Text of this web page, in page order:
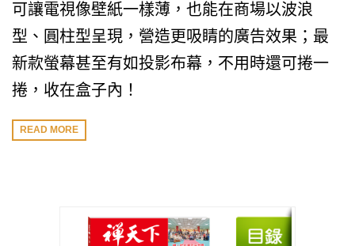
可讓電視像壁紙一樣薄，也能在商場以波浪
型、圓柱型呈現，營造更吸睛的廣告效果；最
新款螢幕甚至有如投影布幕，不用時還可捲一
捲，收在盒子內！
READ MORE